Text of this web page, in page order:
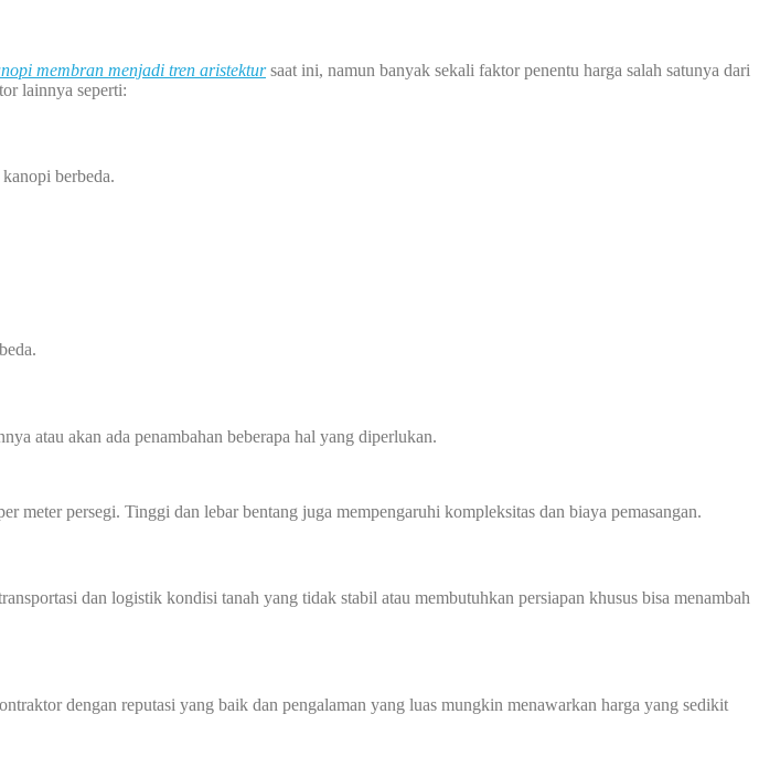
membran menjadi tren aristektursaat ini, namun banyak sekali faktor penentu harga salah satunya dari
lainnya seperti:
berbeda.
atau akan ada penambahan beberapa hal yang diperlukan.
persegi. Tinggi dan lebar bentang juga mempengaruhi kompleksitas dan biaya pemasangan.
dan logistik kondisi tanah yang tidak stabil atau membutuhkan persiapan khusus bisa menambah
dengan reputasi yang baik dan pengalaman yang luas mungkin menawarkan harga yang sedikit